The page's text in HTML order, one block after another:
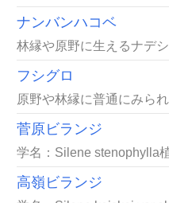
ナンバンハコベ
林縁や原野に生えるナデ
フシグロ
原野や林縁に普通にみら
菅原ビランジ
学名：Silene stenophylla
高嶺ビランジ